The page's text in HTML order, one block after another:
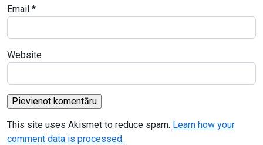
Email *
Website
This site uses Akismet to reduce spam. Learn how your
comment data is processed.